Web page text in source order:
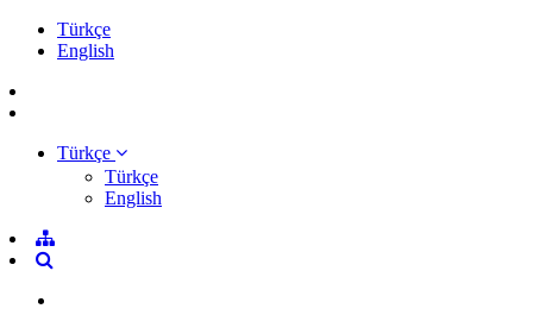
Türkçe
English
Türkçe
Türkçe
English